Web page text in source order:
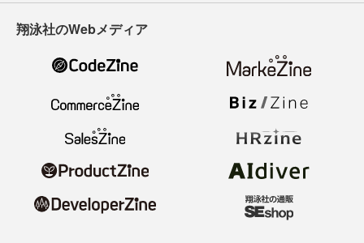
翔泳社のWebメディア